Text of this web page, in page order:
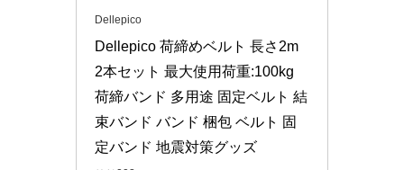
Dellepico
Dellepico 荷締めベルト 長さ2m
2本セット 最大使用荷重:100kg
荷締バンド 多用途 固定ベルト 結
束バンド バンド 梱包 ベルト 固
定バンド 地震対策グッズ